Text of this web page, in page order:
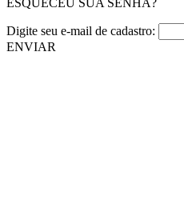
ESQUECEU SUA SENHA?
Digite seu e-mail de cadastro:
ENVIAR